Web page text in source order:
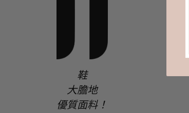
鞋
大膽地
優質面料！